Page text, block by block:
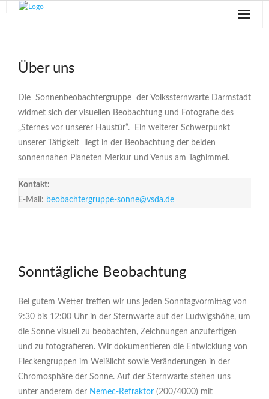
Veranstaltungen
Verein
Blog
Anfahrt
Über uns
Die Sonnenbeobachtergruppe der Volkssternwarte Darmstadt
widmet sich der visuellen Beobachtung und Fotografie des
„Sternes vor unserer Haustür“. Ein weiterer Schwerpunkt
unserer Tätigkeit liegt in der Beobachtung der beiden
sonnennahen Planeten Merkur und Venus am Taghimmel.
Kontakt:
E-Mail: beobachtergruppe-sonne@vsda.de
Sonntägliche Beobachtung
Bei gutem Wetter treffen wir uns jeden Sonntagvormittag von
9:30 bis 12:00 Uhr in der Sternwarte auf der Ludwigshöhe, um
die Sonne visuell zu beobachten, Zeichnungen anzufertigen
und zu fotografieren. Wir dokumentieren die Entwicklung von
Fleckengruppen im Weißlicht sowie Veränderungen in der
Chromosphäre der Sonne. Auf der Sternwarte stehen uns
unter anderem der Nemec-Refraktor (200/4000) mit